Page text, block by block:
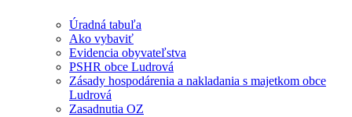
Úradná tabuľa
Ako vybaviť
Evidencia obyvateľstva
PSHR obce Ludrová
Zásady hospodárenia a nakladania s majetkom obce
Ludrová
Zasadnutia OZ